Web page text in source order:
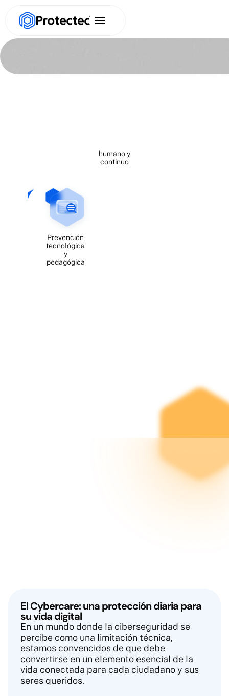
Confianza
recobrada
Prevención
tecnológica
y
pedagógica
humano y
continuo
El Cybercare: una protección diaria para
su vida digital
En un mundo donde la ciberseguridad se
percibe como una limitación técnica,
estamos convencidos de que debe
convertirse en un elemento esencial de la
vida conectada para cada ciudadano y sus
seres queridos.